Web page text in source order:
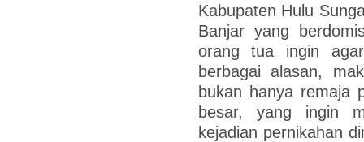
Kabupaten Hulu
Banjar yang
orang tua ingin
berbagai alasan,
bukan hanya remaja
besar, yang ingin
kejadian pernikahan